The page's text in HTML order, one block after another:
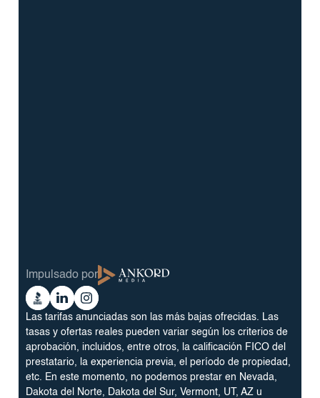
Glosario
Reviews
Impulsado por
Ankord
Media
Better
Business
Bureau
LinkedinInstagram
Las tarifas anunciadas son las más bajas ofrecidas. Las
tasas y ofertas reales pueden variar según los criterios de
aprobación, incluidos, entre otros, la calificación FICO del
prestatario, la experiencia previa, el período de propiedad,
etc. En este momento, no podemos prestar en Nevada,
Dakota del Norte, Dakota del Sur, Vermont, UT, AZ u